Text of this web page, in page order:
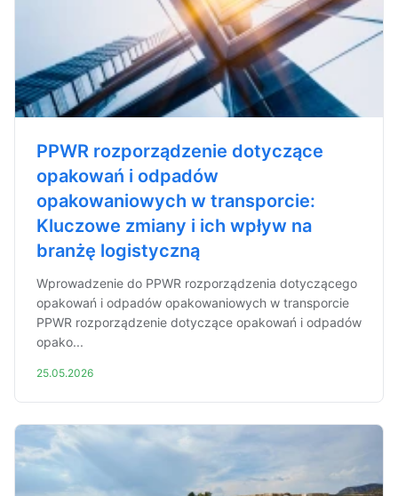
PPWR rozporządzenie dotyczące
opakowań i odpadów
opakowaniowych w transporcie:
Kluczowe zmiany i ich wpływ na
branżę logistyczną
Wprowadzenie do PPWR rozporządzenia dotyczącego
opakowań i odpadów opakowaniowych w transporcie
PPWR rozporządzenie dotyczące opakowań i odpadów
opako...
25.05.2026